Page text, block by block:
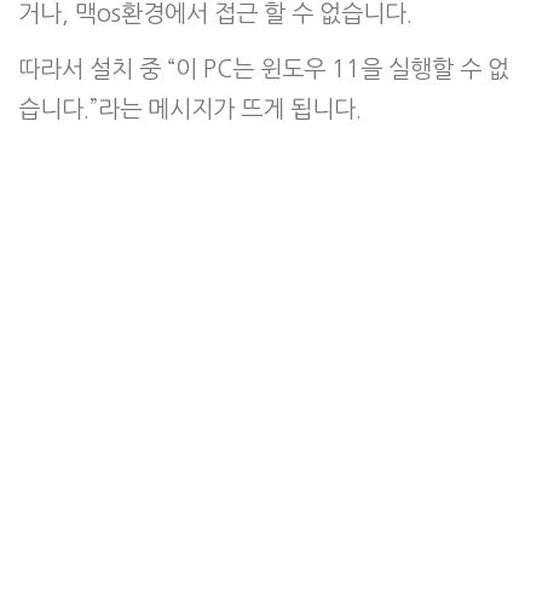
거나, 맥os환경에서 접근 할 수 없습니다.
따라서 설치 중 “이 PC는 윈도우 11을 실행할 수 없
습니다.”라는 메시지가 뜨게 됩니다.